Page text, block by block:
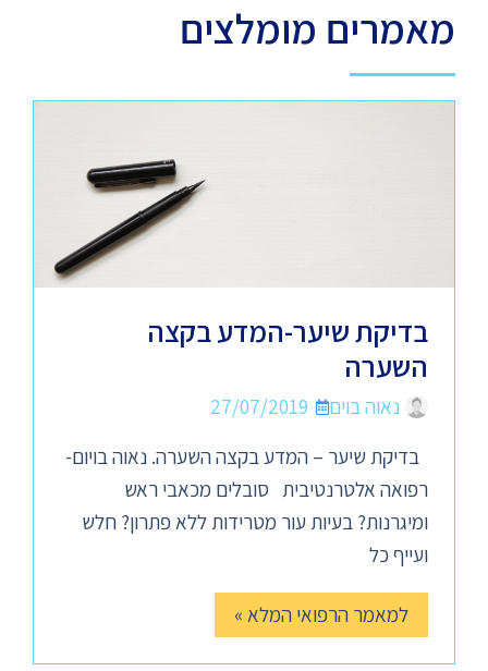
מאמרים מומלצים
בדיקת שיער-המדע בקצה
השערה
נאוה בוים
27/07/2019
בדיקת שיער – המדע בקצה השערה. נאוה בויום-
רפואה אלטרנטיבית סובלים מכאבי ראש
ומיגרנות? בעיות עור מטרידות ללא פתרון? חלש
ועייף כל
למאמר הרפואי המלא »